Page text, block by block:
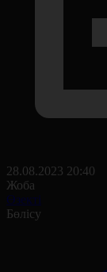
28.08.2023 20:40
Жоба
Өзекті
Бөлісу